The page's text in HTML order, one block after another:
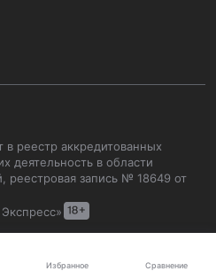
Избранное Сравнение
реестр аккредитованных
деятельность в области
реестровая запись № 18649 от